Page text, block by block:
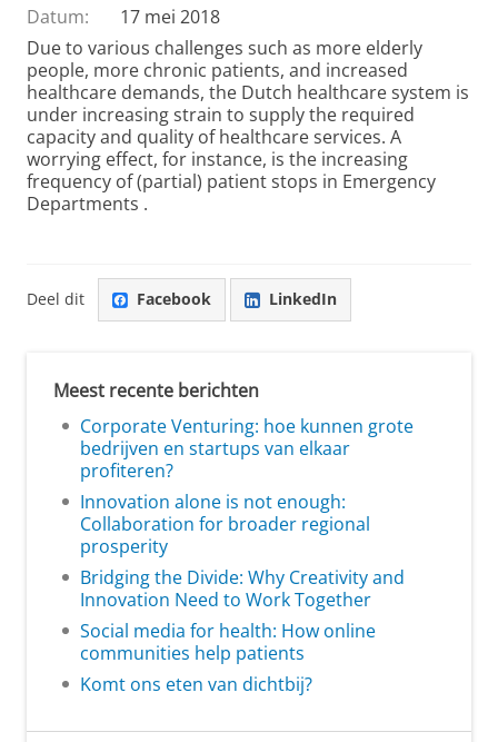
Datum:
17 mei 2018
Due to various challenges such as more elderly
people, more chronic patients, and increased
healthcare demands, the Dutch healthcare system is
under increasing strain to supply the required
capacity and quality of healthcare services. A
worrying effect, for instance, is the increasing
frequency of (partial) patient stops in Emergency
Departments .
Deel dit Facebook LinkedIn
Meest recente berichten
Corporate Venturing: hoe kunnen grote
bedrijven en startups van elkaar
profiteren?
Innovation alone is not enough:
Collaboration for broader regional
prosperity
Bridging the Divide: Why Creativity and
Innovation Need to Work Together
Social media for health: How online
communities help patients
Komt ons eten van dichtbij?